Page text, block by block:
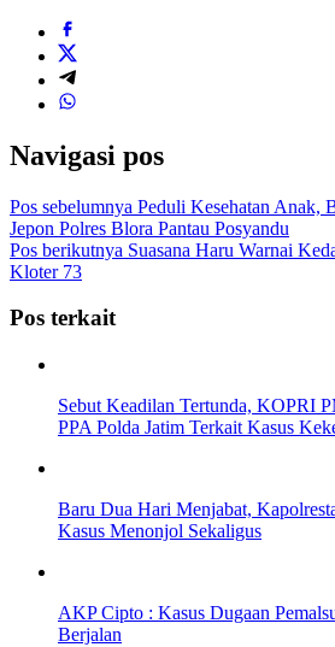
Navigasi pos
Pos sebelumnya Peduli Kesehatan Anak,
Jepon Polres Blora Pantau Posyandu
Pos berikutnya Suasana Haru Warnai
Kloter 73
Pos terkait
Sebut Keadilan Tertunda, KOPRI
PPA Polda Jatim Terkait Kasus
Baru Dua Hari Menjabat,
Kasus Menonjol Sekaligus
AKP Cipto : Kasus Dugaan
Berjalan